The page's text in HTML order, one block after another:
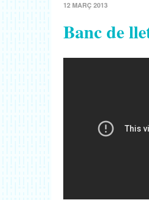
12 MARÇ 2013
Banc de